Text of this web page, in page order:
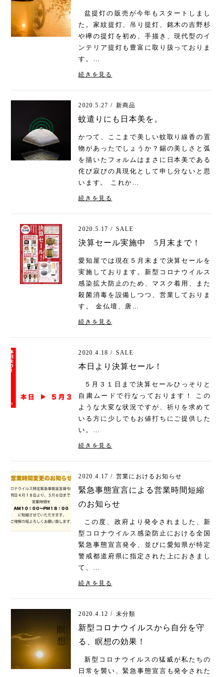
盆提灯の販売が今年もスタートしまし
た。家紋提灯、吊り提灯、銘木の吉野杉
や欅の提灯を初め、手描き、現代型のイ
ンテリア提灯も豊富に取り扱っておりま
す。…
続きを見る
2020.5.27 / 新商品
蚊遣りにも日本美を。
かつて、ここまで美しい蚊取り線香の置
物があったでしょうか？錫の美しさと弧
を描いたフォルムはまさに日本美である
侘び寂びの具現化として申し分ないと思
います。 これか…
続きを見る
2020.5.17 / SALE
決算セール実施中 5月末まで！
愛知屋では現在５月末まで決算セールを
実施しております。新型コロナウイルス
感染拡大防止のため、マスク着用、また
殺菌消毒を設備しつつ、営業しておりま
す。 金仏壇、唐…
続きを見る
2020.4.18 / SALE
本日より決算セール！
５月３１日まで決算セールひっそりと
自粛ムードで行なっております！ この
ような大変な状況ですが、祈りを求めて
いる方に少しでもお値打ちにご提供した
い。…
続きを見る
2020.4.17 / 営業におけるお知らせ
緊急事態宣言による営業時間短縮
のお知らせ
この度、政府より発令されました、新
型コロナウイルス感染防止における全国
緊急事態宣言発令、並びに愛知県が特定
警戒都道府県に指定された上におきまし
て、…
続きを見る
2020.4.12 / 未分類
新型コロナウイルスから自分を守
る、瞑想の効果！
新型コロナウイルスの猛威が私たちの
日常を襲い、緊急事態宣言も発令された